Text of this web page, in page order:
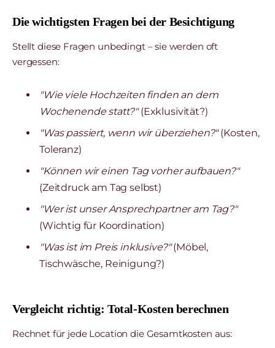
Die wichtigsten Fragen bei der Besichtigung
Stellt diese Fragen unbedingt – sie werden oft
vergessen:
"Wie viele Hochzeiten finden an dem
Wochenende statt?"(Exklusivität?)
"Was passiert, wenn wir überziehen?"(Kosten,
Toleranz)
"Können wir einen Tag vorher aufbauen?"
(Zeitdruck am Tag selbst)
"Wer ist unser Ansprechpartner am Tag?"
(Wichtig für Koordination)
"Was ist im Preis inklusive?"(Möbel,
Tischwäsche, Reinigung?)
Vergleicht richtig: Total-Kosten berechnen
Rechnet für jede Location die Gesamtkosten aus: